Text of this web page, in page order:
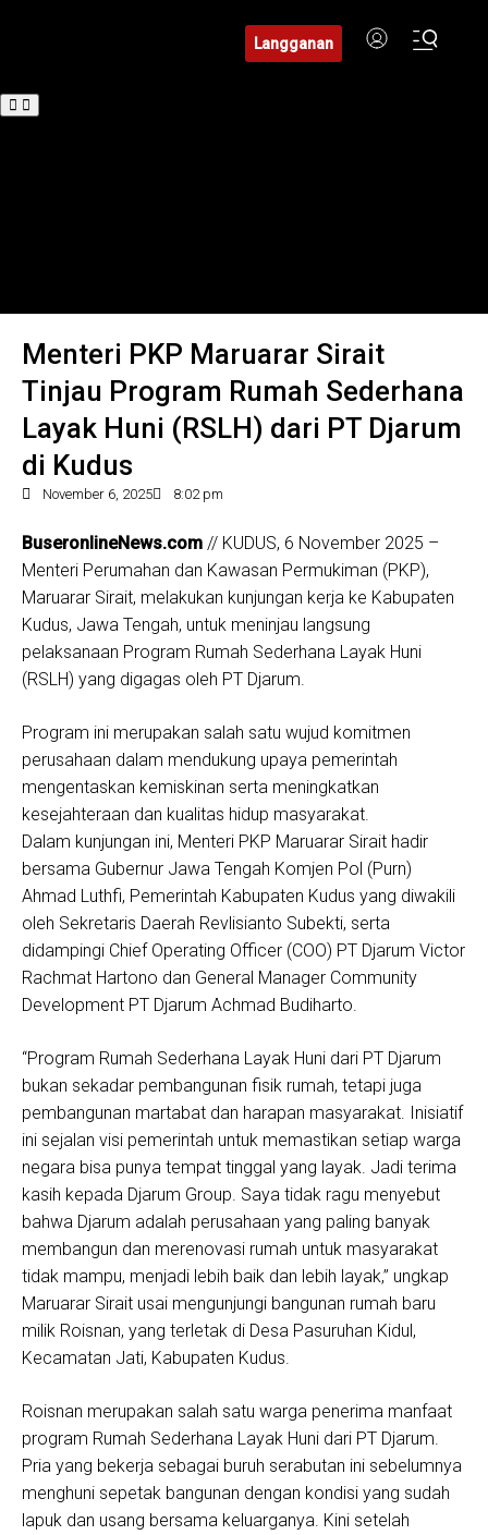
Langganan
Menteri PKP Maruarar Sirait
Tinjau Program Rumah Sederhana
Layak Huni (RSLH) dari PT Djarum
di Kudus
November 6, 2025 8:02 pm
BuseronlineNews.com // KUDUS, 6 November 2025 –
Menteri Perumahan dan Kawasan Permukiman (PKP),
Maruarar Sirait, melakukan kunjungan kerja ke Kabupaten
Kudus, Jawa Tengah, untuk meninjau langsung
pelaksanaan Program Rumah Sederhana Layak Huni
(RSLH) yang digagas oleh PT Djarum.
Program ini merupakan salah satu wujud komitmen
perusahaan dalam mendukung upaya pemerintah
mengentaskan kemiskinan serta meningkatkan
kesejahteraan dan kualitas hidup masyarakat.
Dalam kunjungan ini, Menteri PKP Maruarar Sirait hadir
bersama Gubernur Jawa Tengah Komjen Pol (Purn)
Ahmad Luthfi, Pemerintah Kabupaten Kudus yang diwakili
oleh Sekretaris Daerah Revlisianto Subekti, serta
didampingi Chief Operating Officer (COO) PT Djarum Victor
Rachmat Hartono dan General Manager Community
Development PT Djarum Achmad Budiharto.
“Program Rumah Sederhana Layak Huni dari PT Djarum
bukan sekadar pembangunan fisik rumah, tetapi juga
pembangunan martabat dan harapan masyarakat. Inisiatif
ini sejalan visi pemerintah untuk memastikan setiap warga
negara bisa punya tempat tinggal yang layak. Jadi terima
kasih kepada Djarum Group. Saya tidak ragu menyebut
bahwa Djarum adalah perusahaan yang paling banyak
membangun dan merenovasi rumah untuk masyarakat
tidak mampu, menjadi lebih baik dan lebih layak,” ungkap
Maruarar Sirait usai mengunjungi bangunan rumah baru
milik Roisnan, yang terletak di Desa Pasuruhan Kidul,
Kecamatan Jati, Kabupaten Kudus.
Roisnan merupakan salah satu warga penerima manfaat
program Rumah Sederhana Layak Huni dari PT Djarum.
Pria yang bekerja sebagai buruh serabutan ini sebelumnya
menghuni sepetak bangunan dengan kondisi yang sudah
lapuk dan usang bersama keluarganya. Kini setelah